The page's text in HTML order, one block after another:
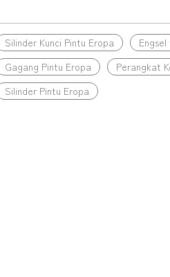
Silinder Kunci Pintu Eropa
Gagang Pintu Eropa
Perangkat
Silinder Pintu Eropa